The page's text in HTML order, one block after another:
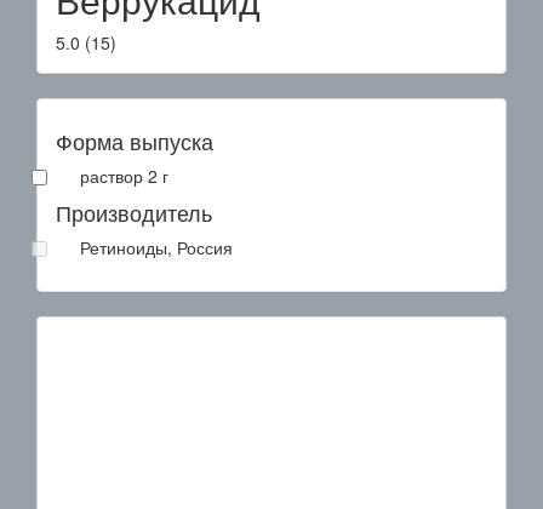
5.0 (15)
Форма выпуска
раствор 2 г
Производитель
Ретиноиды, Россия